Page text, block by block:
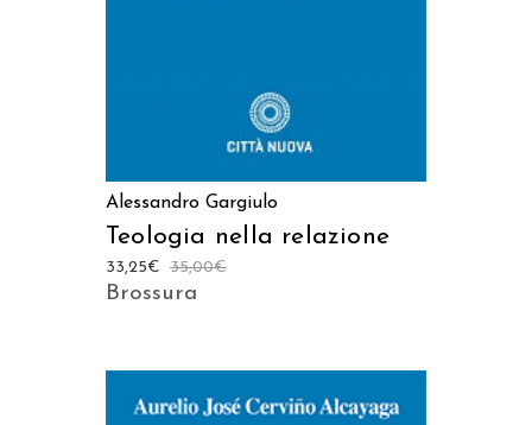
Alessandro Gargiulo
Teologia nella relazione
35,00€
33,25€
Brossura